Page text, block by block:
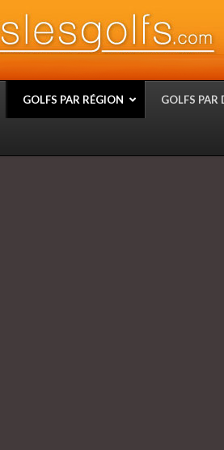
GOLFS PAR RÉGION GOLFS PAR